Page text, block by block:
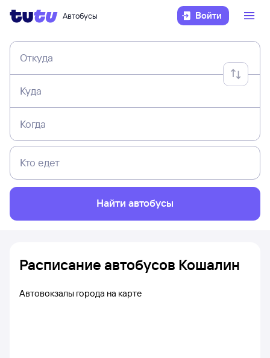
Автобусы Войти
Откуда
Куда
Когда
Кто едет
Найти автобусы
Расписание автобусов Кошалин
Автовокзалы города на карте